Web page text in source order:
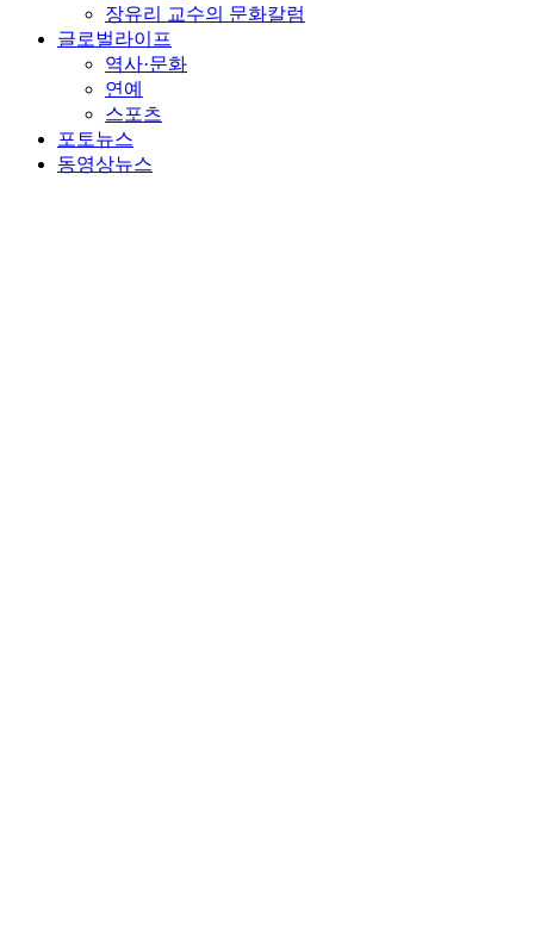
장유리 교수의 문화칼럼
글로벌라이프
역사·문화
연예
스포츠
포토뉴스
동영상뉴스